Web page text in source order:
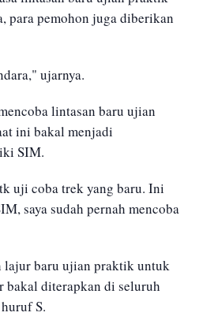
para pemohon juga diberikan
ujarnya.
lintasan baru ujian
ini bakal menjadi
SIM.
uji coba trek yang baru. Ini
saya sudah pernah mencoba
lajur baru ujian praktik untuk
bakal diterapkan di seluruh
S.